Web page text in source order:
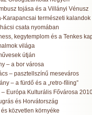
tojása és a Villányi Vénusz
Karapancsai természeti kalandok
csata nyomában
kegytemplom és a Tenkes
világa
útján
– a bor városa
– pasztellszínű meseváros
– a fürdő és a „retro-fíling”
– Európa Kulturális Fővárosa
és Horvátország
és közvetlen környéke